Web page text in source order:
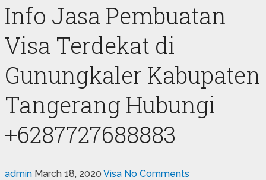
Info Jasa Pembuatan
Visa Terdekat di
Gunungkaler Kabupaten
Tangerang Hubungi
+6287727688883
admin March 18, 2020 Visa No Comments